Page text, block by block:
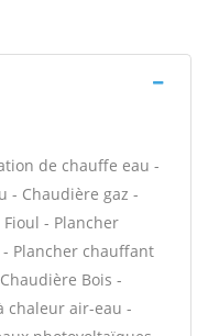
de chauffe eau -
- Chaudière gaz -
- Plancher
Plancher chauffant
Bois -
chaleur air-eau -